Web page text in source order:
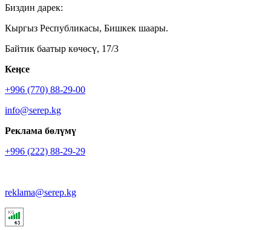
Биздин дарек:
Кыргыз Республикасы, Бишкек шаары.
Байтик баатыр көчөсү, 17/3
Кеӊсе
+996 (770) 88-29-00
info@serep.kg
Реклама бөлүмү
+996 (222) 88-29-29
reklama@serep.kg